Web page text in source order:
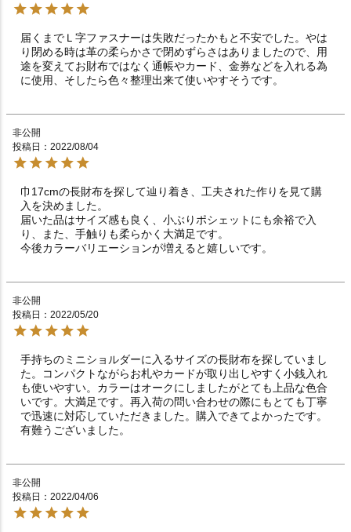
届くまでＬ字ファスナーは失敗だったかもと不安でした。やは
り閉める時は革の柔らかさで閉めずらさはありましたので、用
途を変えてお財布ではなく通帳やカード、金券などを入れる為
に使用、そしたら色々整理出来て使いやすそうです。
非公開
投稿日
2022/08/04
巾17cmの長財布を探して辿り着き、工夫された作りを見て購
入を決めました。
届いた品はサイズ感も良く、小ぶりポシェットにも余裕で入
り、また、手触りも柔らかく大満足です。
今後カラーバリエーションが増えると嬉しいです。
非公開
投稿日
2022/05/20
手持ちのミニショルダーに入るサイズの長財布を探していまし
た。コンパクトながらお札やカードが取り出しやすく小銭入れ
も使いやすい。カラーはオークにしましたがとても上品な色合
いです。大満足です。再入荷の問い合わせの際にもとても丁寧
で迅速に対応していただきました。購入できてよかったです。
有難うございました。
非公開
投稿日
2022/04/06